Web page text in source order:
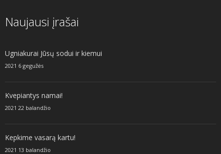
Naujausi įrašai
Ugniakurai Jūsų sodui ir kiemui
2021 6 gegužės
Kvepiantys namai!
2021 22 balandžio
Kepkime vasarą kartu!
2021 13 balandžio